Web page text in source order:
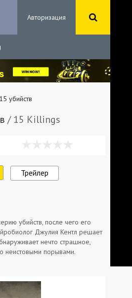
Авторизация
убийств
/ 15 Killings
Трейлер
убийств, после чего его
Джулия Кентл решает
нечто страшное,
неистовыми порывами.